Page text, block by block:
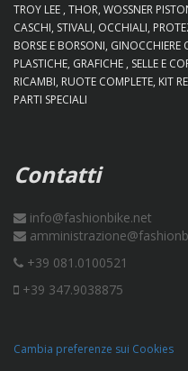
TROY LEE THOR WOSSNER
CASCHI STIVALI OCCHIALI
BORSE E BORSONI GINOCCHIERE
PLASTICHE GRAFICHE SELLE E
RICAMBI RUOTE COMPLETE KIT
PARTI SPECIALI
Contatti
info@fashionbike.net
+39 081.0100521
+39 347.9038875
Cambia preferenze sui Cookies